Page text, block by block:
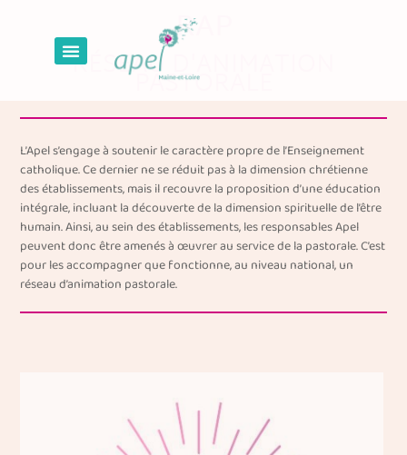
RAP
RÉSEAU D'ANIMATION
PASTORALE
L’Apel s’engage à soutenir le caractère propre de l’Enseignement
catholique. Ce dernier ne se réduit pas à la dimension chrétienne
des établissements, mais il recouvre la proposition d’une éducation
intégrale, incluant la découverte de la dimension spirituelle de l’être
humain. Ainsi, au sein des établissements, les responsables Apel
peuvent donc être amenés à œuvrer au service de la pastorale. C’est
pour les accompagner que fonctionne, au niveau national, un
réseau d’animation pastorale.